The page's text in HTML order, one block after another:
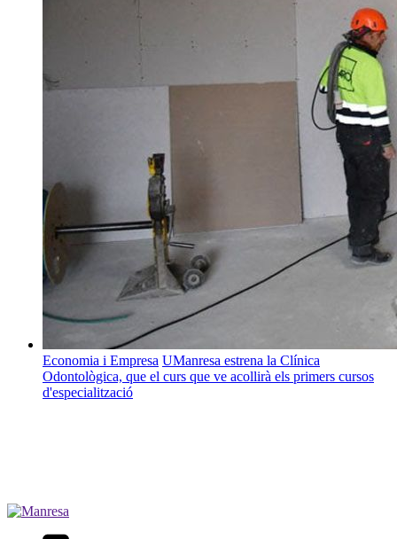
Economia i Empresa UManresa estrena la Clínica
Odontològica, que el curs que ve acollirà els primers cursos
d'especialització